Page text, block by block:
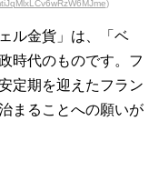
)
ル金貨」は、「ベ
時代のものです。フ
定期を迎えたフラン
まることへの願いが